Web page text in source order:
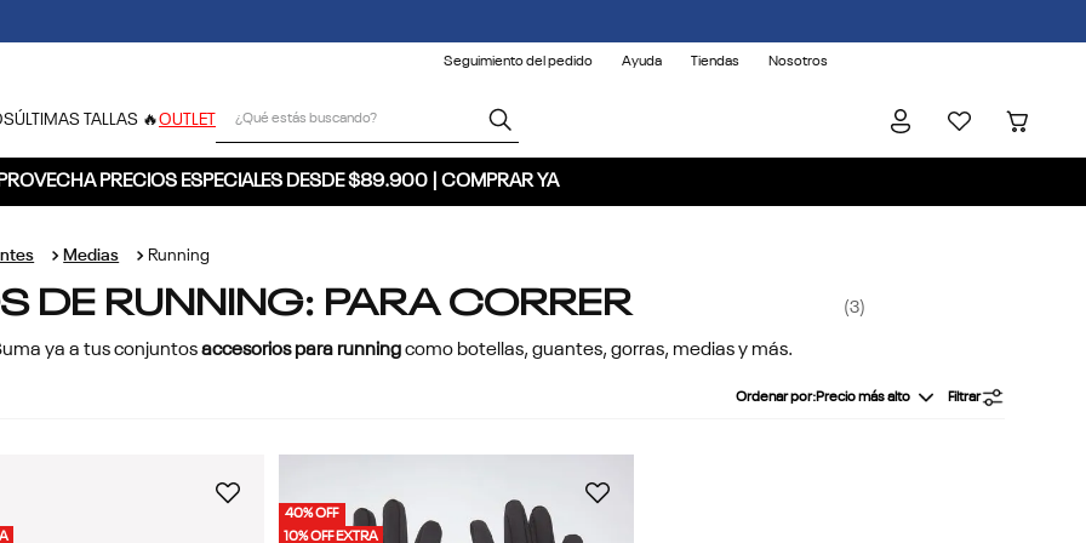
Seguimiento del pedido Ayuda Tiendas Nosotros
ÚLTIMAS TALLAS 🔥OUTLET
PRECIOS ESPECIALES DESDE $89.900 | COMPRAR YA
Medias Running
DE RUNNING: PARA CORRER 3
ya a tus conjuntosaccesorios para runningcomo botellas, guantes, gorras, medias y más.
Ordenar por Precio más alto Filtrar
40% OFF
10% OFF EXTRA